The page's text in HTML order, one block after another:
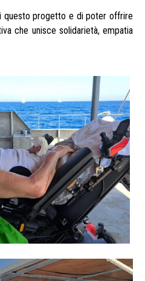
questo progetto e di poter offrire
che unisce solidarietà, empatia